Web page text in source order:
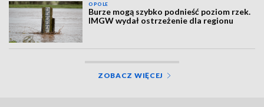
OPOLE
Burze mogą szybko podnieść poziom rzek.
IMGW wydał ostrzeżenie dla regionu
ZOBACZ WIĘCEJ